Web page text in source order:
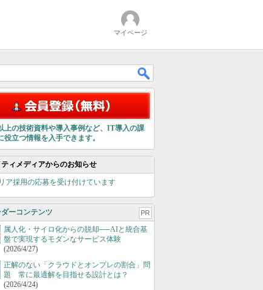
マイページ
上の技術資料や導入事例など、IT導入の課
役立つ情報を入手できます。
ティメディアからのお知らせ
ア採用の応募を受け付けています
ーコンテンツ PR
属人化・サイロ化からの脱却──AIと統合基
盤で実現するモダンなサービス体験
(2026/4/27)
正解のない「クラウドとオンプレの割合」問
題 常に最適解を目指せる設計とは？
(2026/4/24)